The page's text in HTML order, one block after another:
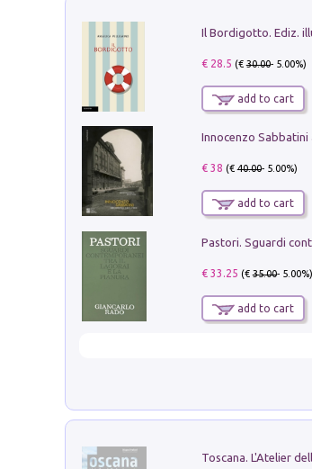
Il Bordigotto. Ediz.
€ 28.5 (€30.00- 5.00%)
add to cart
Innocenzo
€ 38 (€40.00- 5.00%)
add to cart
€ 33.25 (€35.00- 5.00%)
add to cart
Toscana. L'Atelier